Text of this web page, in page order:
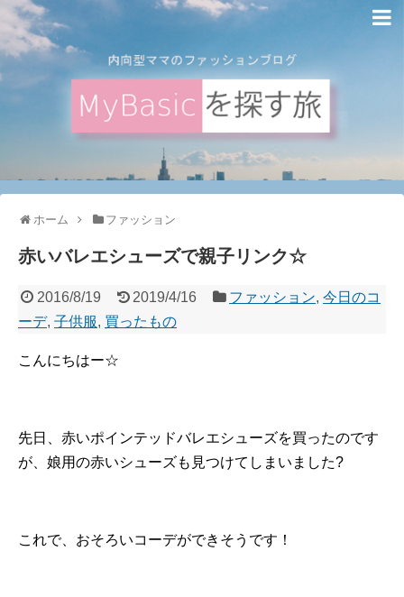
ホーム ファッション
赤いバレエシューズで親子リンク☆
2016/8/19 2019/4/16 ファッション,今日のコ
ーデ, 子供服, 買ったもの
こんにちはー☆
先日、赤いポインテッドバレエシューズを買ったのです
が、娘用の赤いシューズも見つけてしまいました?
これで、おそろいコーデができそうです！